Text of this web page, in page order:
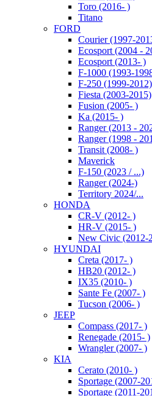
Toro (2016- )
Titano
FORD
Courier (1997-
Ecosport (2004 -
Ecosport (2013- )
F-1000 (1993-
F-250 (1999-2012)
Fiesta (2003-2015)
Fusion (2005- )
Ka (2015- )
Ranger (2013 -
Ranger (1998 -
Transit (2008- )
Maverick
F-150 (2023 / ...)
Ranger (2024-)
Territory 2024/...
HONDA
CR-V (2012- )
HR-V (2015- )
New Civic (2012-
HYUNDAI
Creta (2017- )
HB20 (2012- )
IX35 (2010- )
Sante Fe (2007- )
Tucson (2006- )
JEEP
Compass (2017- )
Renegade (2015- )
Wrangler (2007- )
KIA
Cerato (2010- )
Sportage (2007-
Sportage (2011-